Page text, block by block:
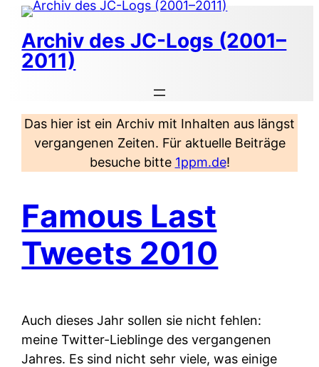
Zum
Inhalt
springen
Archiv des JC-Logs (2001–
2011)
Das hier ist ein Archiv mit Inhalten aus längst
vergangenen Zeiten. Für aktuelle Beiträge
besuche bitte 1ppm.de!
Famous Last
Tweets 2010
Auch dieses Jahr sollen sie nicht fehlen:
meine Twitter-Lieblinge des vergangenen
Jahres. Es sind nicht sehr viele, was einige